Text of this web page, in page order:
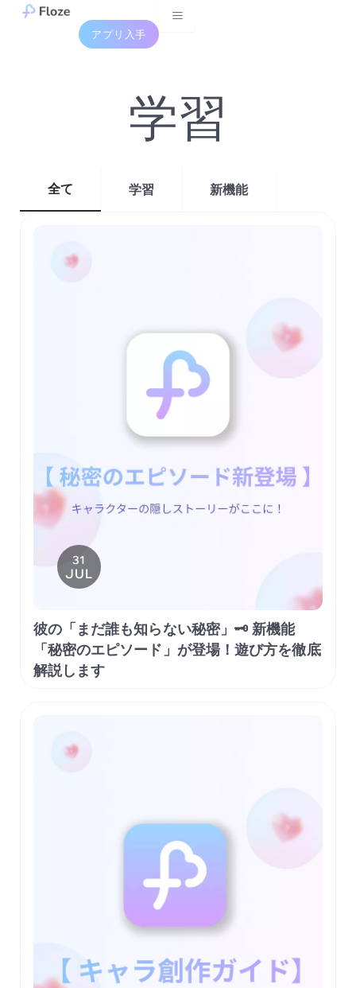
Skip
アプリ入手
学習
全て 学習 新機能
31
JUL
彼の「まだ誰も知らない秘密」🗝️ 新機能
「秘密のエピソード」が登場！遊び方を徹底
解説します